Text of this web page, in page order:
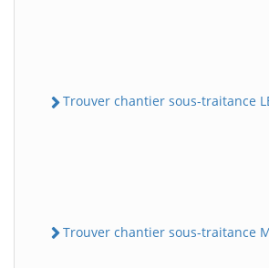
Trouver chantier sous-traitance
Trouver chantier sous-traitance